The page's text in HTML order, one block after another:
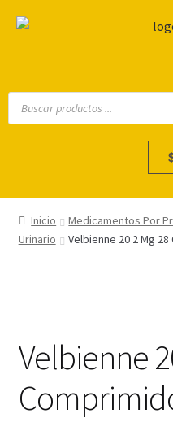
Inicio Medicamentos Por
Urinario
Velbienne 20 2 Mg
Velbienne